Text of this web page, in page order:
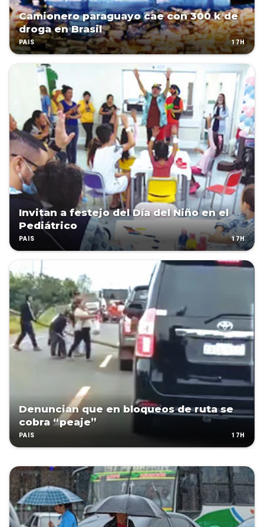
Camionero paraguayo cae con 300 k de
droga en Brasil
PAÍS 17H
Invitan a festejo del Día del Niño en el
Pediátrico
PAÍS 17H
Denuncian que en bloqueos de ruta se
cobra “peaje”
PAÍS 17H